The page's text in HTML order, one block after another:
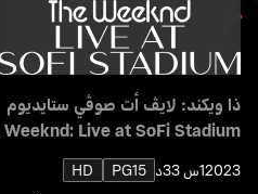
ذا ويكند: لايڤ أت صوڤي ستايديوم
Weeknd: Live at SoFi Stadium
20231س 33د PG15
HD